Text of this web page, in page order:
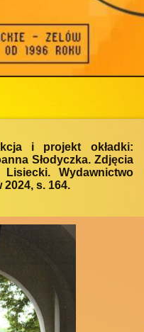
i projekt okładki:
Słodyczka. Zdjęcia
Wydawnictwo
s. 164.